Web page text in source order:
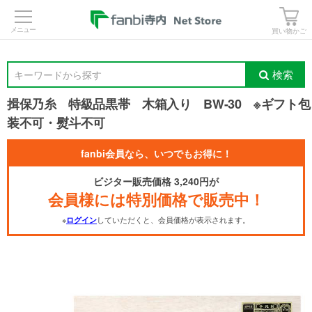
買い物かご
キーワードから探す 検索
揖保乃糸 特級品黒帯 木箱入り BW-30 ※ギフト包
装不可・熨斗不可
fanbi会員なら、いつでもお得に！
ビジター販売価格 3,240円が
会員様には特別価格で販売中！
※ログインしていただくと、会員価格が表示されます。